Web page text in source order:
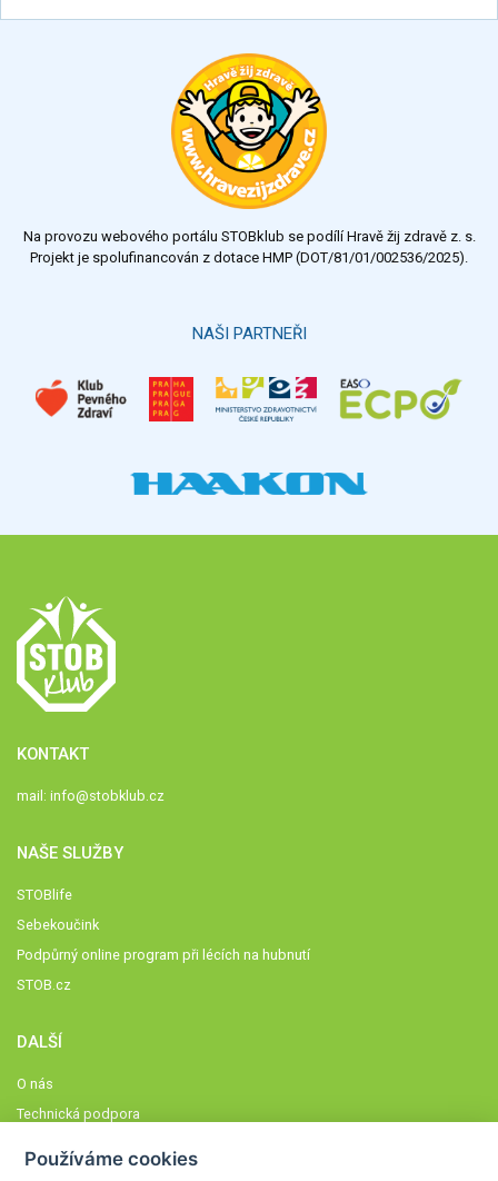
Na provozu webového portálu STOBklub se podílí Hravě žij zdravě z. s.
Projekt je spolufinancován z dotace HMP (DOT/81/01/002536/2025).
NAŠI PARTNEŘI
KONTAKT
mail: info@stobklub.cz
NAŠE SLUŽBY
STOBlife
Sebekoučink
Podpůrný online program při lécích na hubnutí
STOB.cz
DALŠÍ
O nás
Technická podpora
Používáme cookies